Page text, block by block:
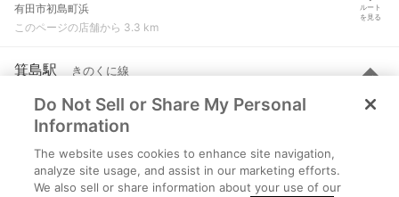
有田市初島町浜
このページの店舗から 3.3 km
ルート
を見る
箕島駅 きのくに線
有田市箕島
このページの店舗から 3.4 km
ルート
を見る
紀伊宮原駅
有田市宮原町滝川原
Do Not Sell or Share My Personal
Information
The website uses cookies to enhance site navigation,
analyze site usage, and assist in our marketing efforts.
We also sell or share information about your use of our